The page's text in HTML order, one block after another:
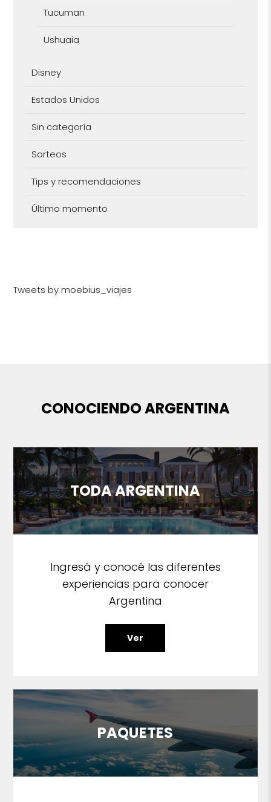
Tucuman
Ushuaia
Disney
Estados Unidos
Sin categoría
Sorteos
Tips y recomendaciones
Último momento
Tweets by moebius_viajes
CONOCIENDO ARGENTINA
TODA ARGENTINA
Ingresá y conocé las diferentes
experiencias para conocer
Argentina
Ver
PAQUETES